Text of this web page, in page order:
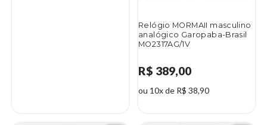
Relógio MORMAII masculino
analógico Garopaba-Brasil
MO2317AG/1V
R$ 389,00
ou 10x de R$ 38,90